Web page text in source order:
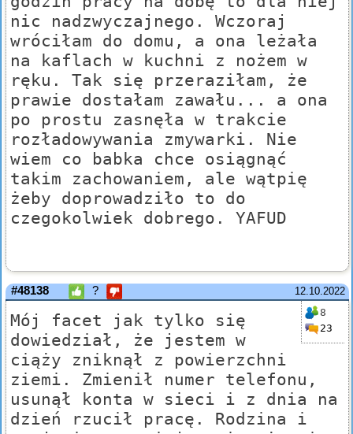
nic nadzwyczajnego. Wczoraj
wróciłam do domu, a ona leżała
na kaflach w kuchni z nożem w
ręku. Tak się przeraziłam, że
prawie dostałam zawału... a ona
po prostu zasnęła w trakcie
rozładowywania zmywarki. Nie
wiem co babka chce osiągnąć
takim zachowaniem, ale wątpię
żeby doprowadziło to do
czegokolwiek dobrego. YAFUD
12.10.2022
#48138 ?
8
23
Mój facet jak tylko się
dowiedział, że jestem w
ciąży zniknął z powierzchni
ziemi. Zmienił numer telefonu,
usunął konta w sieci i z dnia na
dzień rzucił pracę. Rodzina i